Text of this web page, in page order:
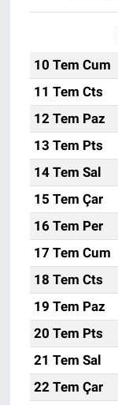
10 Tem Cum
11 Tem Cts
12 Tem Paz
13 Tem Pts
14 Tem Sal
15 Tem Çar
16 Tem Per
17 Tem Cum
18 Tem Cts
19 Tem Paz
20 Tem Pts
21 Tem Sal
22 Tem Çar